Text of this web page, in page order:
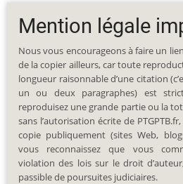
Mention légale
Nous vous encourageons à faire un
de la copier ailleurs, car toute
longueur raisonnable d’une citation
un ou deux paragraphes) est
reproduisez une grande partie ou la
sans l’autorisation écrite de
copie publiquement (sites Web,
vous reconnaissez que vous
violation des lois sur le droit
passible de poursuites judiciaires.